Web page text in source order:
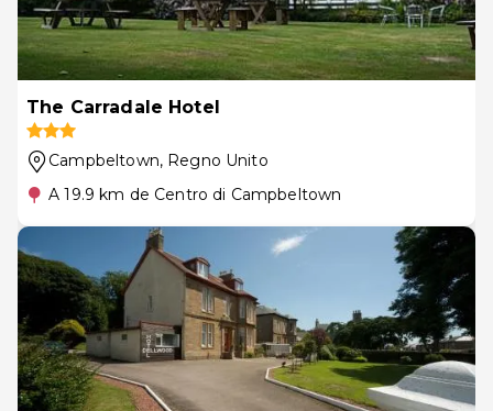
The Carradale Hotel
Campbeltown, Regno Unito
A 19.9 km de Centro di Campbeltown